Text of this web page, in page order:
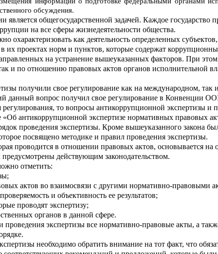
обсуждения.
является общегосударственной задачей. Каждое
на все сферы жизнедеятельности общества.
охарактеризовать как деятельность определенных
их проектах норм и пунктов, которые содержат
на устранение вышеуказанных факторов. При этом
и по отношению правовых актов органов исполнительной
получили свое регулирование как на международном, так
данный вопрос получил свое регулирование в Конвенции
регулирования, то вопросы антикоррупционной экспертизы и
«Об антикоррупционной экспертизе нормативных правовых
проведения экспертизы. Кроме вышеуказанного закона
посвящено методике и правил проведения экспертизы.
проводится в отношении правовых актов, основывается
действующим законодательством.
отметить:
актов во взаимосвязи с другими нормативно-правовыми
и объективность ее результатов;
проводят экспертизу;
органов в данной сфере.
проведения экспертизы все нормативно-правовые акты, а
необходимо обратить внимание на тот факт, что